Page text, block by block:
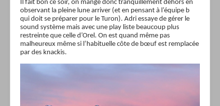
Il fait bon ce soir, on mange donc tranquillement dehors en
observant la pleine lune arriver (et en pensant à l’équipe b
qui doit se préparer pour le Turon). Adri essaye de gérer le
sound système mais avec une play liste beaucoup plus
restreinte que celle d’Orel. On est quand même pas
malheureux même si l’habituelle côte de bœuf est remplacée
par des knackis.